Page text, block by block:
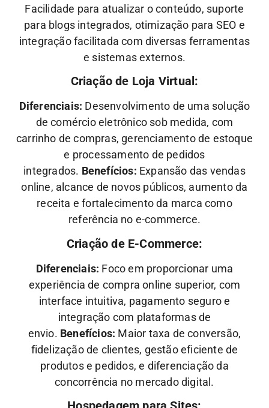
Facilidade para atualizar o conteúdo, suporte
para blogs integrados, otimização para SEO e
integração facilitada com diversas ferramentas
e sistemas externos.
Criação de Loja Virtual:
Diferenciais: Desenvolvimento de uma solução
de comércio eletrônico sob medida, com
carrinho de compras, gerenciamento de estoque
e processamento de pedidos
integrados. Benefícios: Expansão das vendas
online, alcance de novos públicos, aumento da
receita e fortalecimento da marca como
referência no e-commerce.
Criação de E-Commerce:
Diferenciais: Foco em proporcionar uma
experiência de compra online superior, com
interface intuitiva, pagamento seguro e
integração com plataformas de
envio. Benefícios: Maior taxa de conversão,
fidelização de clientes, gestão eficiente de
produtos e pedidos, e diferenciação da
concorrência no mercado digital.